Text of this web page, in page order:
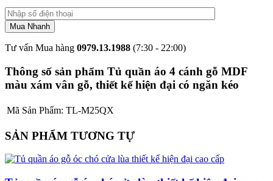
Tư vấn Mua hàng 0979.13.1988 (7:30 - 22:00)
Thông số sản phẩm Tủ quần áo 4 cánh gỗ MDF
màu xám vân gỗ, thiết kế hiện đại có ngăn kéo
Mã Sản Phẩm: TL-M25QX
SẢN PHẨM TƯƠNG TỰ